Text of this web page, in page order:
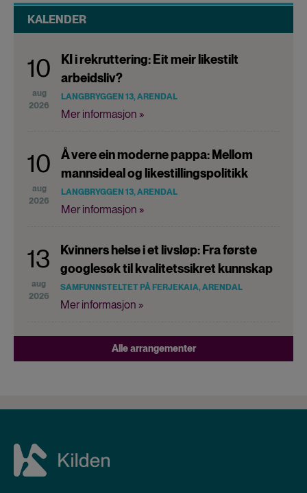
KALENDER
10
aug
2026
KI i rekruttering: Eit meir likestilt
arbeidsliv?
LANGBRYGGEN 13, ARENDAL
Mer informasjon »
10
aug
2026
Å vere ein moderne pappa: Mellom
mannsideal og likestillingspolitikk
LANGBRYGGEN 13, ARENDAL
Mer informasjon »
13
aug
2026
Kvinners helse i et livsløp: Fra første
googlesøk til kvalitetssikret kunnskap
SAMFUNNSTELTET PÅ FERJEKAIA, ARENDAL
Mer informasjon »
Alle arrangementer